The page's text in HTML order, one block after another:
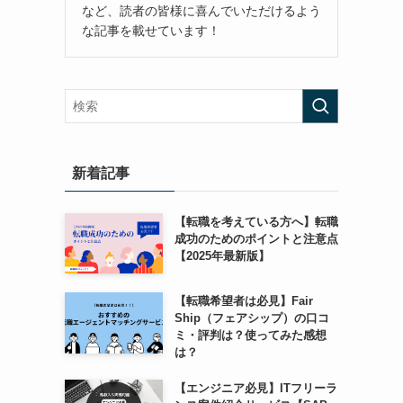
など、読者の皆様に喜んでいただけるよう
な記事を載せています！
新着記事
【転職を考えている方へ】転職
成功のためのポイントと注意点
【2025年最新版】
【転職希望者は必見】Fair
Ship（フェアシップ）の口コ
ミ・評判は？使ってみた感想
は？
【エンジニア必見】ITフリーラ